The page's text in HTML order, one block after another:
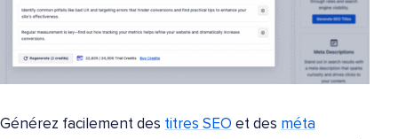
Générez facilement des titres SEO et des méta